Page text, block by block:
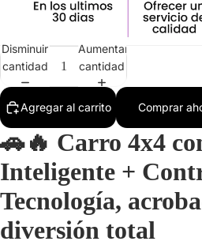
Disminuir
cantidad
Aumentar
cantidad
Agregar al carrito Comprar
🚗🔥 Carro 4x4
Inteligente +
Tecnología,
diversión total